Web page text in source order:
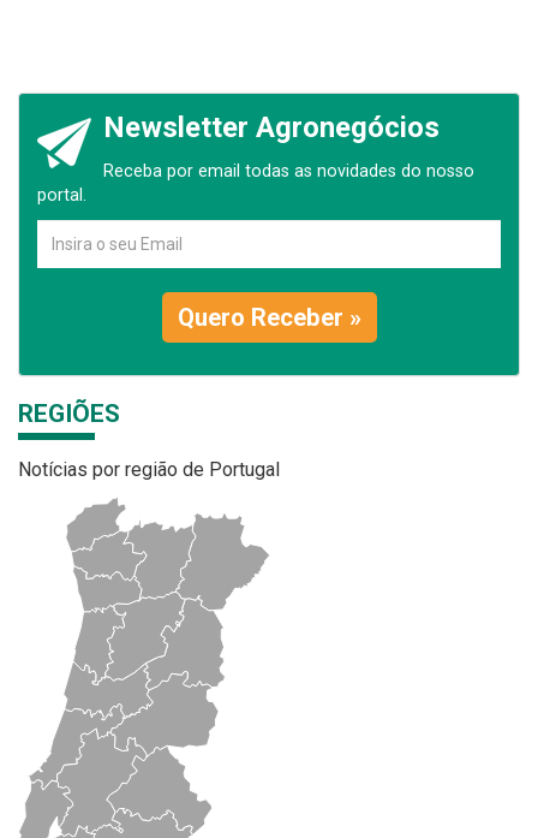
Newsletter Agronegócios
Receba por email todas as novidades do nosso
portal.
Quero Receber »
REGIÕES
Notícias por região de Portugal